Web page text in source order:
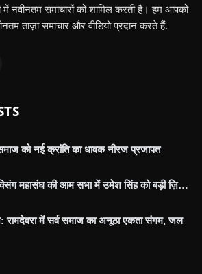
नवीनतम समाचारों को शामिल करती है। हम आपको
ताज़ा समाचार और वीडियो प्रदान करते हैं.
को नई क्रांति का धावक नीरज प्रजापत
महासंघ की आम सभा में उमेश सिंह को बड़ी ज़ि…
रामदेवरा में सर्व समाज का अनूठा एकता संगम, जल